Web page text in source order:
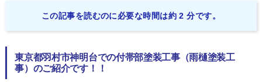
この記事を読むのに必要な時間は約 2 分です。
東京都羽村市神明台での付帯部塗装工事（雨樋塗装工
事）のご紹介です！！